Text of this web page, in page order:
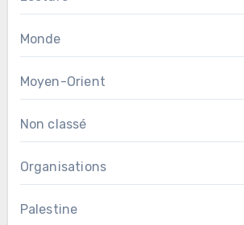
Monde
Moyen-Orient
Non classé
Organisations
Palestine